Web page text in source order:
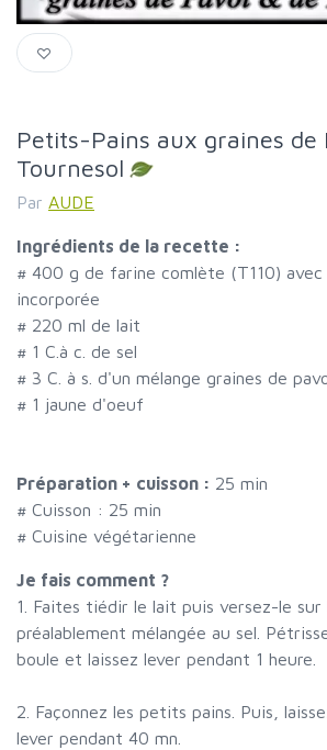
Petits-Pains aux graines de
Tournesol
Par AUDE
Ingrédients de la recette :
# 400 g de farine comlète (T110) avec
incorporée
# 220 ml de lait
# 1 C.à c. de sel
# 3 C. à s. d'un mélange graines de
# 1 jaune d'oeuf
Préparation + cuisson : 25 min
# Cuisson : 25 min
# Cuisine végétarienne
Je fais comment ?
1. Faites tiédir le lait puis versez-le sur
préalablement mélangée au sel.
boule et laissez lever pendant 1 heure.
2. Façonnez les petits pains. Puis,
lever pendant 40 mn.